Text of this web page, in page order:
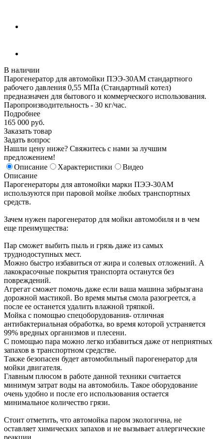
В наличии
Парогенератор для автомойки ПЭЭ-30АМ стандартного
рабочего давления 0,55 МПа (Стандартный котел)
предназначен для бытового и коммерческого использования.
Паропроизводительность - 30 кг/час.
Подробнее
165 000 руб.
Заказать товар
Задать вопрос
Нашли цену ниже? Свяжитесь с нами за лучшим
предложением!
Описание
Характеристики
Видео
Описание
Парогенераторы для автомойки марки ПЭЭ-30АМ
используются при паровой мойке любых транспортных
средств.
Зачем нужен парогенератор для мойки автомобиля и в чем
еще преимущества:
Пар сможет выбить пыль и грязь даже из самых
труднодоступных мест.
Можно быстро избавиться от жира и солевых отложений. А
лакокрасочные покрытия транспорта останутся без
повреждений.
Агрегат сможет помочь даже если ваша машина забрызгана
дорожной мастикой. Во время мытья смола разогреется, а
после ее останется удалить влажной тряпкой.
Мойка с помощью спецоборудования- отличная
антибактериальная обработка, во время которой устраняется
99% вредных организмов и плесени.
С помощью пара можно легко избавиться даже от неприятных
запахов в транспортном средстве.
Также безопасен будет автомобильный парогенератор для
мойки двигателя.
Главным плюсом в работе данной техники считается
минимум затрат воды на автомобиль. Такое оборудование
очень удобно и после его использования остается
минимальное количество грязи.
Стоит отметить, что автомойка паром экологична, не
оставляет химических запахов и не вызывает аллергические
реакции.